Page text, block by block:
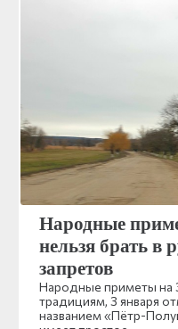
Народные
нельзя брать в
запретов
Народные приметы на
традициям, 3 января
названием «Пётр-